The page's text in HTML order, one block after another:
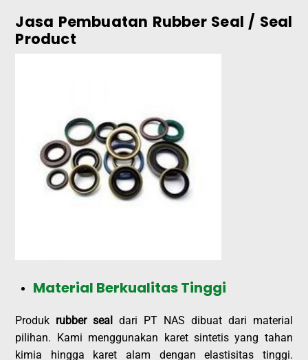
Jasa Pembuatan Rubber Seal / Seal
Product
Material Berkualitas Tinggi
Produk rubber seal
dari PT NAS dibuat dari material
pilihan. Kami menggunakan karet sintetis yang tahan
kimia hingga karet alam dengan elastisitas tinggi.